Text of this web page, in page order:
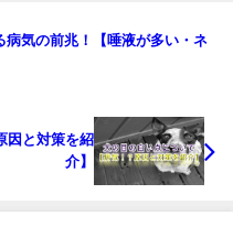
病気の前兆！【唾液が多い・ネ
因と対策を紹
介】